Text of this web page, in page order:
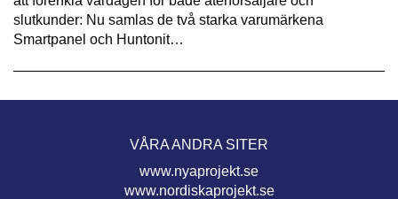
slutkunder: Nu samlas de två starka varumärkena
Smartpanel och Huntonit…
VÅRA ANDRA SITER
www.nyaprojekt.se
www.nordiskaprojekt.se